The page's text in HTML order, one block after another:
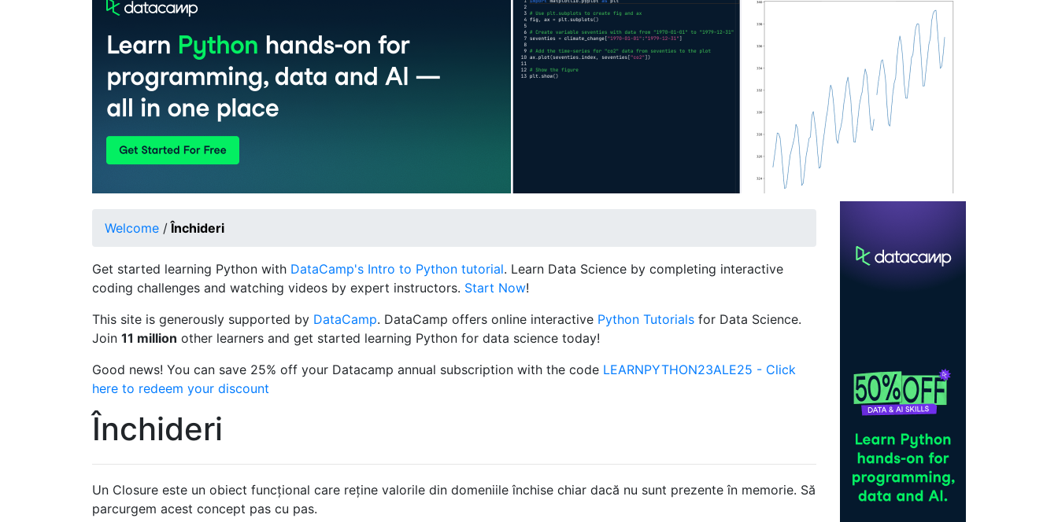
Welcome / Închideri
Get started learning Python with DataCamp's Intro to Python tutorial. Learn Data Science by completing interactive
coding challenges and watching videos by expert instructors. Start Now!
This site is generously supported by DataCamp. DataCamp offers online interactive Python Tutorials for Data Science.
Join 11 million other learners and get started learning Python for data science today!
Good news! You can save 25% off your Datacamp annual subscription with the code LEARNPYTHON23ALE25 - Click
here to redeem your discount
Închideri
Un Closure este un obiect funcțional care reține valorile din domeniile închise chiar dacă nu sunt prezente în memorie. Să
parcurgem acest concept pas cu pas.